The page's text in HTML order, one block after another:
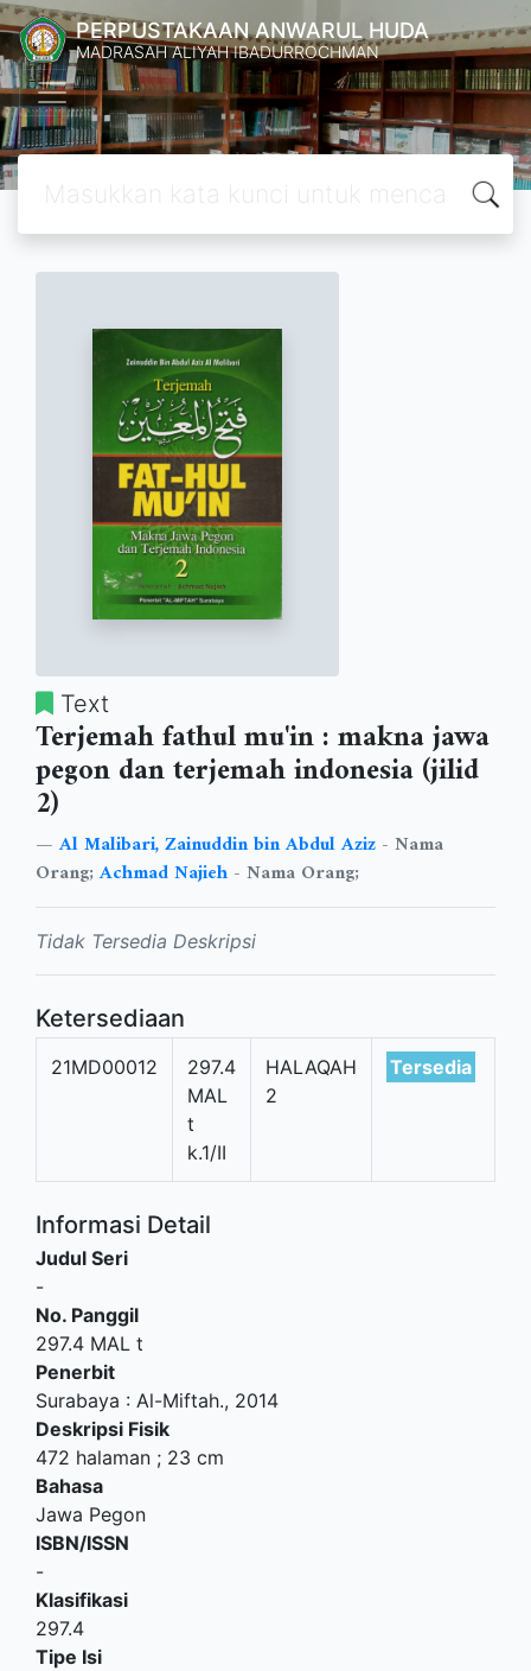
PERPUSTAKAAN ANWARUL HUDA
MADRASAH ALIYAH IBADURROCHMAN
Text
Terjemah fathul mu'in : makna jawa
pegon dan terjemah indonesia (jilid
2)
Al Malibari, Zainuddin bin Abdul Aziz - Nama
Orang;Achmad Najieh - Nama Orang;
Tidak Tersedia Deskripsi
Ketersediaan
21MD00012
297.4
MAL
t
k.1/II
HALAQAH
2
Tersedia
Informasi Detail
Judul Seri
-
No. Panggil
297.4 MAL t
Penerbit
Surabaya : Al-Miftah., 2014
Deskripsi Fisik
472 halaman ; 23 cm
Bahasa
Jawa Pegon
ISBN/ISSN
-
Klasifikasi
297.4
Tipe Isi